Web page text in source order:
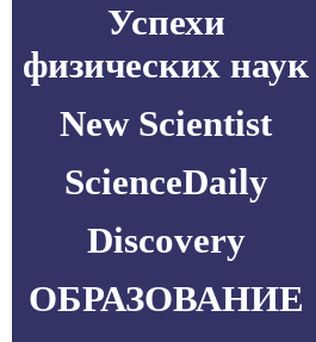
Успехи
физических наук
New Scientist
ScienceDaily
Discovery
ОБРАЗОВАНИЕ